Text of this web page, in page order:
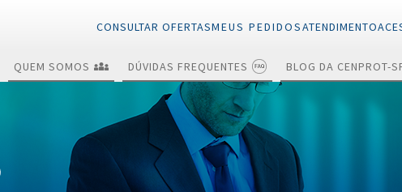
CONSULTAR OFERTASMEUS PEDIDOS
Renegociações e
Quitações
Cancelamentos
ATENDIMENTO
QUEM SOMOS DÚVIDAS FREQUENTES BLOG DA CENPROT-